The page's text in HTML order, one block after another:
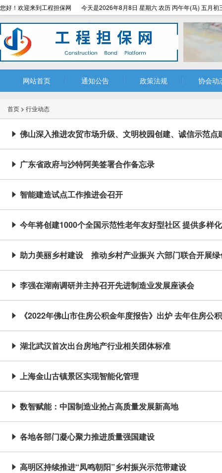
您好！欢迎来到工程担保网 今天是2026年8月8日 星期六 农历 丙午年(马) 五月初
网站首页 通知公告 政策法规 协会动
首页 > 行业动态
 佛山深入推进农贸市场升级、文明校园创建、诚信示范点
 广东省政府与沙特阿美签署合作备忘录
 智能建造试点工作推进会召开
 今年将创建1000个全国示范性老年友好型社区 提供多样
 助力美丽乡村建设 推动乡村产业振兴 六部门联合开展绿
 李强在湖南调研并主持召开先进制造业发展座谈会
 《2022年佛山市住房公积金年度报告》出炉 去年住房公
 湖北武汉首次出台房地产行业相关团体标准
 上海金山古镇景区实现智能化管理
 数智赋能：中国制造业抢占高质量发展新高地
 各地各部门凝心聚力推进质量强国建设
 高明区持续推进“凤鸣朝阳”乡村振兴示范带建设